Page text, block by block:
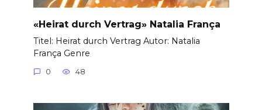
«Heirat durch Vertrag» Natalia França
Titel: Heirat durch Vertrag Autor: Natalia
França Genre
0 48